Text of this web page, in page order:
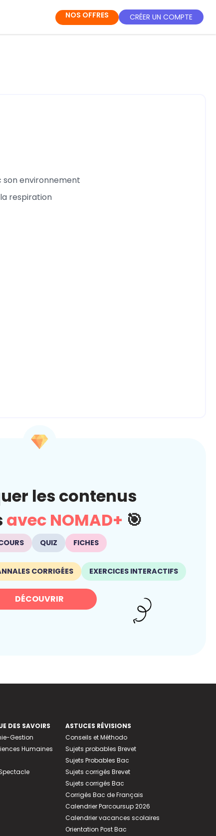
NOS OFFRES CRÉER UN COMPTE
son environnement
respiration
les contenus
avec NOMAD+ 🎯
QUIZ FICHES
CORRIGÉES EXERCICES INTERACTIFS
DÉCOUVRIR
DES SAVOIRS
Gestion
Humaines
ASTUCES RÉVISIONS
Conseils et Méthodo
Sujets probables Brevet
Sujets Probables Bac
Sujets corrigés Brevet
Sujets corrigés Bac
Corrigés Bac de Français
Calendrier Parcoursup 2026
Calendrier vacances scolaires
Orientation Post Bac